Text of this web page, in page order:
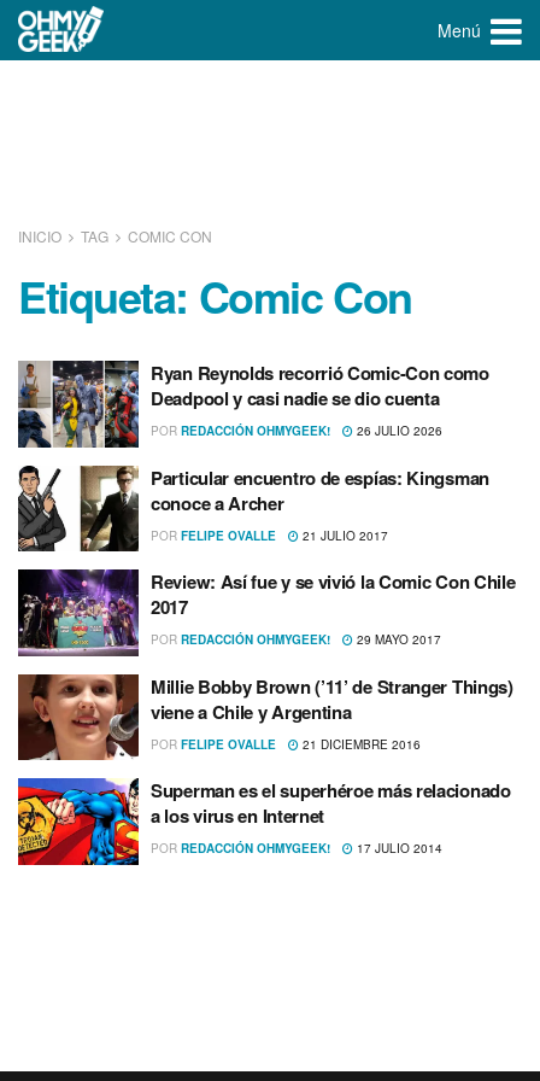
Menú
INICIO TAG COMIC CON
Etiqueta: Comic Con
Ryan Reynolds recorrió Comic-Con como
Deadpool y casi nadie se dio cuenta
POR REDACCIÓN OHMYGEEK! 26 JULIO 2026
Particular encuentro de espí­as: Kingsman
conoce a Archer
POR FELIPE OVALLE 21 JULIO 2017
Review: Así­ fue y se vivió la Comic Con Chile
2017
POR REDACCIÓN OHMYGEEK! 29 MAYO 2017
Millie Bobby Brown (’11’ de Stranger Things)
viene a Chile y Argentina
POR FELIPE OVALLE 21 DICIEMBRE 2016
Superman es el superhéroe más relacionado
a los virus en Internet
POR REDACCIÓN OHMYGEEK! 17 JULIO 2014